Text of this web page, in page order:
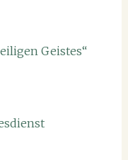
Geistes“